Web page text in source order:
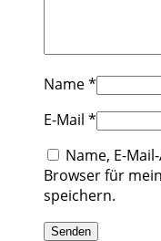
Name*
E-Mail *
Name, E-
Browser für
speichern.